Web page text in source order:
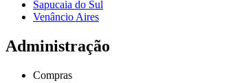
Sapucaia do Sul
Venâncio Aires
Administração
Compras